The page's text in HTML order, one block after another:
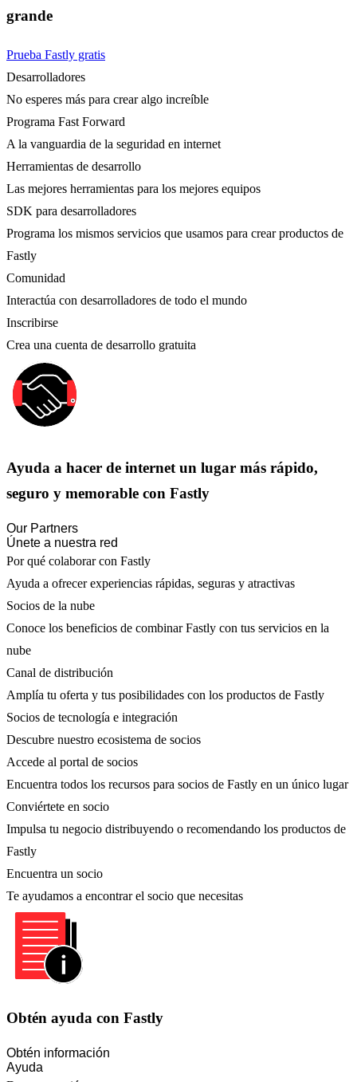
grande
Prueba Fastly gratis
Desarrolladores
No esperes más para crear algo increíble
Programa Fast Forward
A la vanguardia de la seguridad en internet
Herramientas de desarrollo
Las mejores herramientas para los mejores equipos
SDK para desarrolladores
Programa los mismos servicios que usamos para crear productos de
Fastly
Comunidad
Interactúa con desarrolladores de todo el mundo
Inscribirse
Crea una cuenta de desarrollo gratuita
Ayuda a hacer de internet un lugar más rápido,
seguro y memorable con Fastly
Our Partners
Únete a nuestra red
Por qué colaborar con Fastly
Ayuda a ofrecer experiencias rápidas, seguras y atractivas
Socios de la nube
Conoce los beneficios de combinar Fastly con tus servicios en la
nube
Canal de distribución
Amplía tu oferta y tus posibilidades con los productos de Fastly
Socios de tecnología e integración
Descubre nuestro ecosistema de socios
Accede al portal de socios
Encuentra todos los recursos para socios de Fastly en un único lugar
Conviértete en socio
Impulsa tu negocio distribuyendo o recomendando los productos de
Fastly
Encuentra un socio
Te ayudamos a encontrar el socio que necesitas
Obtén ayuda con Fastly
Obtén información
Ayuda